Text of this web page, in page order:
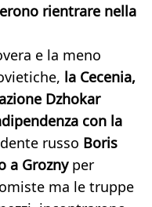
rientrare nella
e la meno
la Cecenia,
Dzhokar
con la
russo Boris
a Groznyper
ma le truppe